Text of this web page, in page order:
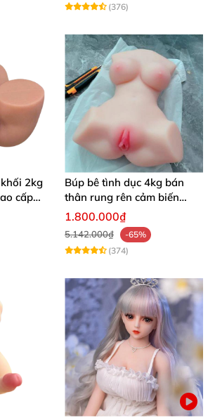
(376)
2kg
cấp
18+
Búp bê tình dục 4kg bán
thân rung rên cảm biến
chân xoè hồng hào như
1.800.000₫
5.142.000₫
-65%
(374)